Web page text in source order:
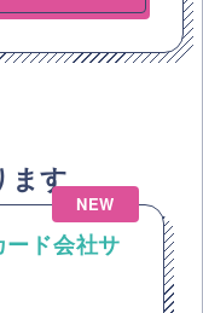
ます
NEW
ード会社サ